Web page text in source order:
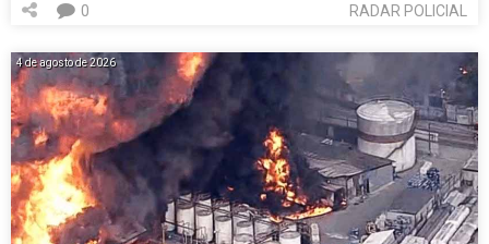
RADAR POLICIAL
0
4 de agosto de 2026